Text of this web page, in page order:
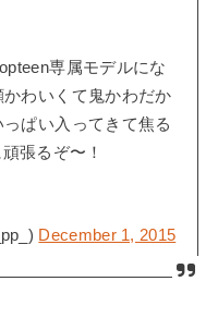
専属モデルにな
わいくて鬼かわだか
ぱい入ってきて焦る
張るぞ〜！
December 1, 2015